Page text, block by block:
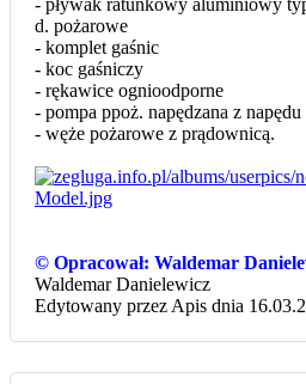
- pływak ratunkowy aluminiowy
d. pożarowe
- komplet gaśnic
- koc gaśniczy
- rękawice ognioodporne
- pompa ppoż. napędzana z napędu
- węże pożarowe z prądownicą.
© Opracował: Waldemar
Waldemar Danielewicz
Edytowany przez Apis dnia